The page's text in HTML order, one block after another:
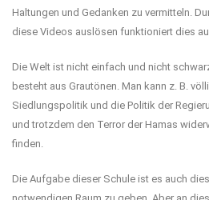
Haltungen und Gedanken zu vermitteln.
diese Videos auslösen funktioniert dies
Die Welt ist nicht einfach und nicht
besteht aus Grautönen. Man kann z. B.
Siedlungspolitik und die Politik der
und trotzdem den Terror der Hamas
finden.
Die Aufgabe dieser Schule ist es auch